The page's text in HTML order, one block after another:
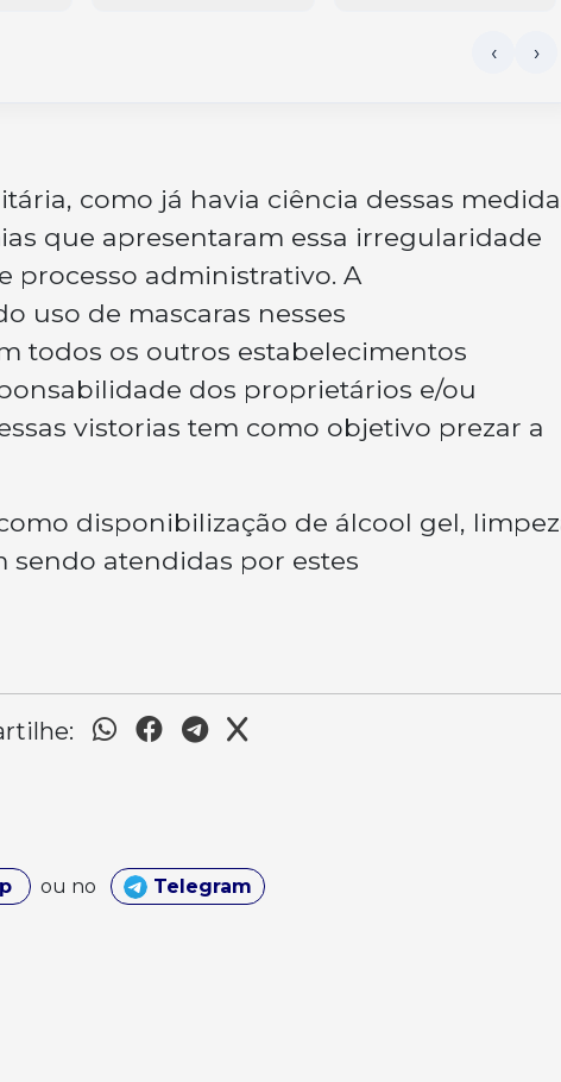
como já havia ciência dessas
que apresentaram essa irregularidade
processo administrativo. A
uso de mascaras nesses
todos os outros estabelecimentos
dos proprietários e/ou
vistorias tem como objetivo prezar a
disponibilização de álcool gel,
sendo atendidas por estes
ou no Telegram